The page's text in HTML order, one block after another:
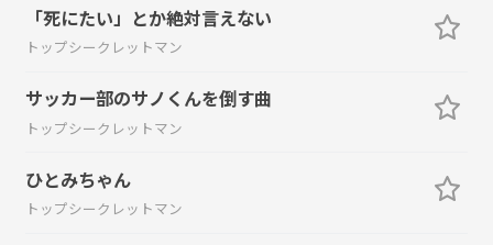
「死にたい」とか絶対言えない
トップシークレットマン
サッカー部のサノくんを倒す曲
トップシークレットマン
ひとみちゃん
トップシークレットマン